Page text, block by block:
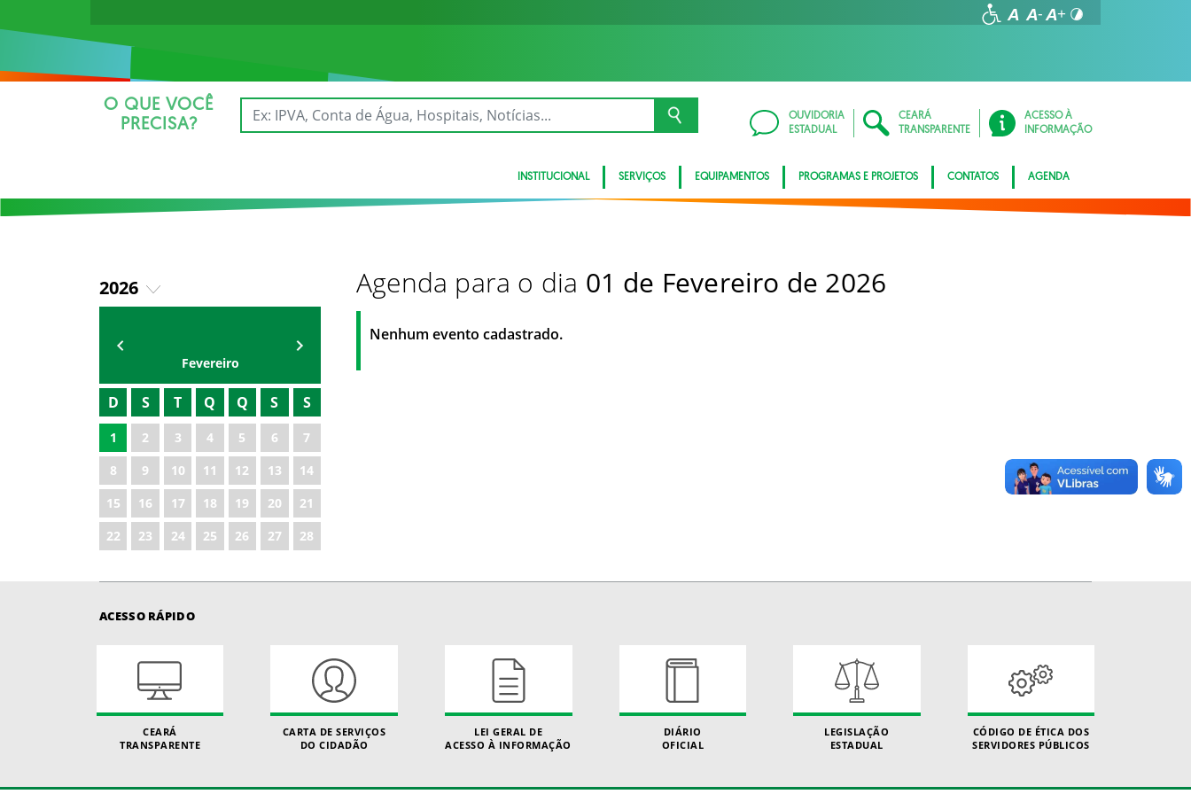
O QUE VOCÊ
PRECISA?
OUVIDORIA
ESTADUAL
CEARÁ
TRANSPARENTE
ACESSO À
INFORMAÇÃO
INSTITUCIONAL SERVIÇOS EQUIPAMENTOS PROGRAMAS E PROJETOS CONTATOS AGENDA
2026
Fevereiro
D S T Q Q S S
1 2 3 4 5 6
7
8
9 10 11 12 13
14
15
16 17 18 19 20
21
22
23 24 25 26 27 28
Agenda para o dia 01 de Fevereiro de 2026
Nenhum evento cadastrado.
ACESSO RÁPIDO
CEARÁ
TRANSPARENTE
CARTA DE SERVIÇOS
DO CIDADÃO
LEI GERAL DE
ACESSO À INFORMAÇÃO
DIÁRIO
OFICIAL
LEGISLAÇÃO
ESTADUAL
CÓDIGO DE ÉTICA DOS
SERVIDORES PÚBLICOS